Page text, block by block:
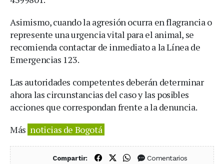
Asimismo, cuando la agresión ocurra en flagrancia o
represente una urgencia vital para el animal, se
recomienda contactar de inmediato a la Línea de
Emergencias 123.
Las autoridades competentes deberán determinar
ahora las circunstancias del caso y las posibles
acciones que correspondan frente a la denuncia.
Más noticias de Bogotá
Compartir: Compartir en Facebook
Compartir en X (Twitter)
Compartir en WhatsApp
Comentarios